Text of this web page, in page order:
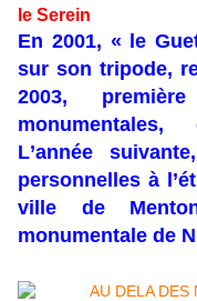
le Serein
En 2001, « le
sur son tripode,
2003,
L’année
personnelles à
ville de
monumentale de